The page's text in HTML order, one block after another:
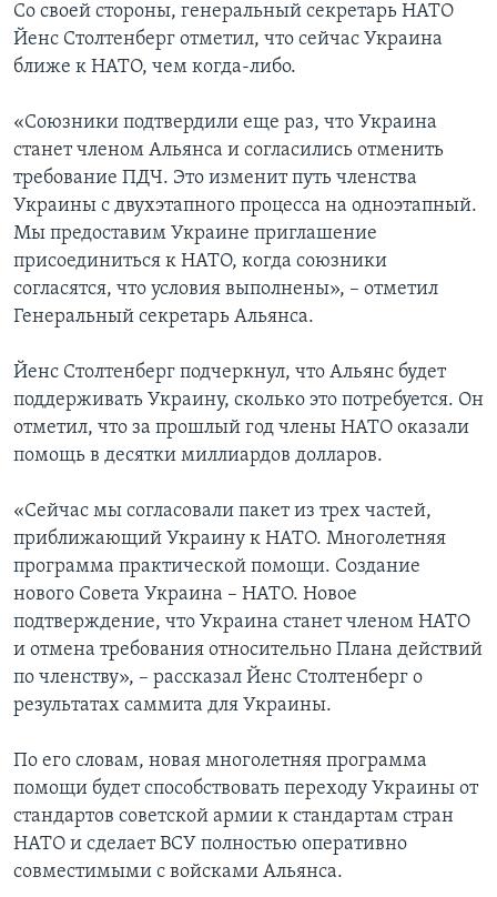
Со своей стороны, генеральный секретарь НАТО
Йенс Столтенберг отметил, что сейчас Украина
ближе к НАТО, чем когда-либо.
«Союзники подтвердили еще раз, что Украина
станет членом Альянса и согласились отменить
требование ПДЧ. Это изменит путь членства
Украины с двухэтапного процесса на одноэтапный.
Мы предоставим Украине приглашение
присоединиться к НАТО, когда союзники
согласятся, что условия выполнены», – отметил
Генеральный секретарь Альянса.
Йенс Столтенберг подчеркнул, что Альянс будет
поддерживать Украину, сколько это потребуется. Он
отметил, что за прошлый год члены НАТО оказали
помощь в десятки миллиардов долларов.
«Сейчас мы согласовали пакет из трех частей,
приближающий Украину к НАТО. Многолетняя
программа практической помощи. Создание
нового Совета Украина – НАТО. Новое
подтверждение, что Украина станет членом НАТО
и отмена требования относительно Плана действий
по членству», – рассказал Йенс Столтенберг о
результатах саммита для Украины.
По его словам, новая многолетняя программа
помощи будет способствовать переходу Украины от
стандартов советской армии к стандартам стран
НАТО и сделает ВСУ полностью оперативно
совместимыми с войсками Альянса.